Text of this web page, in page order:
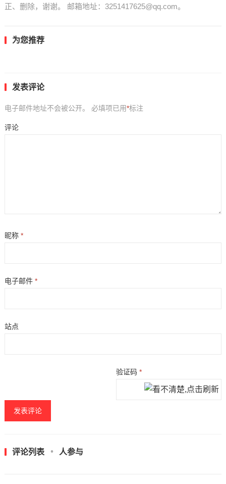
正、删除，谢谢。 邮箱地址：3251417625@qq.com。
为您推荐
发表评论
电子邮件地址不会被公开。 必填项已用*标注
评论
昵称 *
电子邮件 *
站点
验证码*
评论列表 人参与